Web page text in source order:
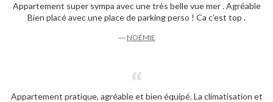
Appartement super sympa avec une très belle vue mer . Agréable
Bien placé avec une place de parking perso ! Ca c’est top .
― NOÉMIE
Appartement pratique, agréable et bien équipé. La climatisation et